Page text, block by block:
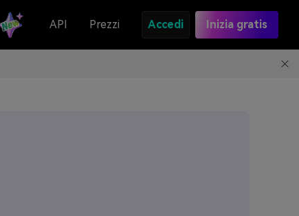
API Prezzi Accedi Inizia gratis